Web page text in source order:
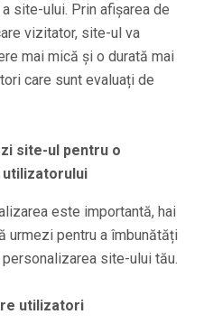
site-ului. Prin afișarea de
vizitator, site-ul va
mai mică și o durată mai
care sunt evaluați de
site-ul pentru o
utilizatorului
este importantă, hai
urmezi pentru a îmbunătăți
site-ului tău.
utilizatori